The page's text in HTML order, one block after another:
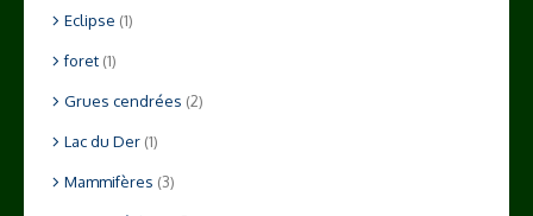
Eclipse (1)
foret (1)
Grues cendrées (2)
Lac du Der (1)
Mammifères (3)